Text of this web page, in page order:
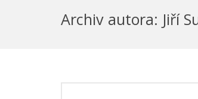
Archiv autora: Jiří